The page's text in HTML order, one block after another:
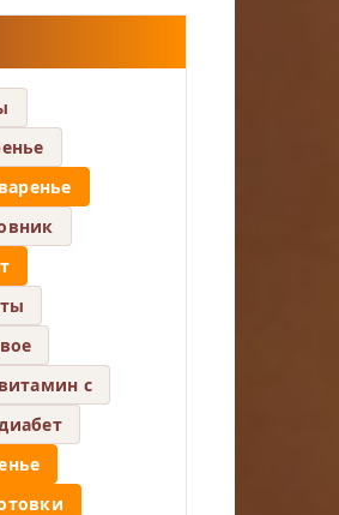
варенье
витамин с